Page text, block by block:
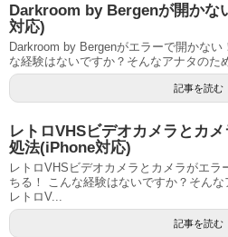
Darkroom by Bergenが開かな
対応)
Darkroom by Bergenがエラーで開かな
な経験はないですか？そんなアナタのた
記事を読む
レトロVHSビデオカメラとカ
処法(iPhone対応)
レトロVHSビデオカメラとカメラがエラ
ちる！ こんな経験はないですか？そん
レトロV...
記事を読む